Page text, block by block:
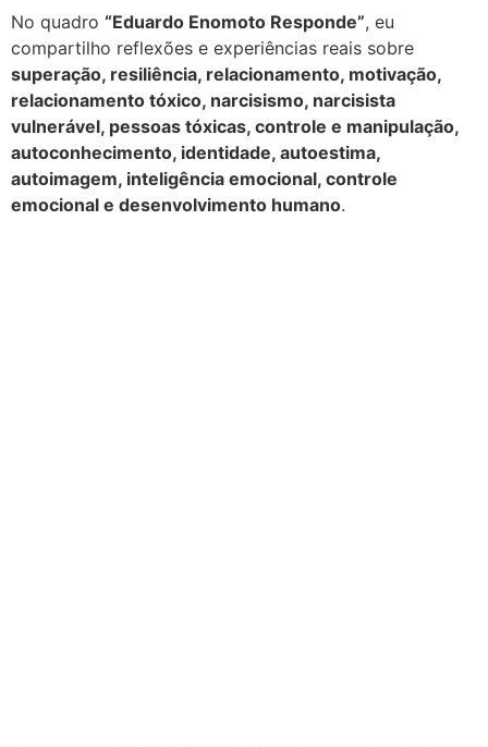
No quadro “Eduardo Enomoto Responde”, eu
compartilho reflexões e experiências reais sobre
superação, resiliência, relacionamento, motivação,
relacionamento tóxico, narcisismo, narcisista
vulnerável, pessoas tóxicas, controle e manipulação,
autoconhecimento, identidade, autoestima,
autoimagem, inteligência emocional, controle
emocional e desenvolvimento humano.